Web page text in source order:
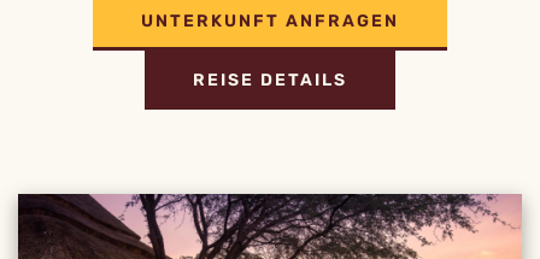
UNTERKUNFT ANFRAGEN
REISE DETAILS